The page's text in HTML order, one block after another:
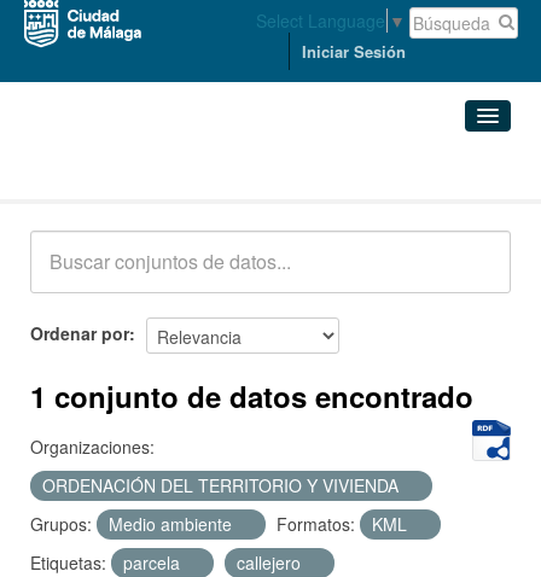
Select Language ▼
Iniciar Sesión
Acerca de
Ordenar por
1 conjunto de datos encontrado
Organizaciones:
ORDENACIÓN DEL TERRITORIO Y VIVIENDA
Grupos:
Medio ambiente Formatos:
KML
Etiquetas:
parcela callejero